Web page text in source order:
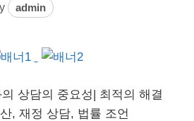
admin
상담의 중요성| 최적의 해결
, 재정 상담, 법률 조언